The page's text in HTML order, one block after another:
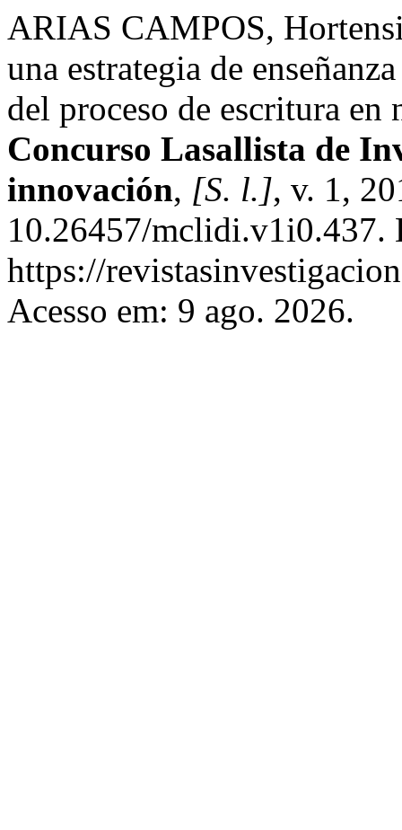
ARIAS CAMPOS,
una estrategia de
del proceso de escritura en
Concurso Lasallista de
innovación, [S. l.], v. 1,
10.26457/mclidi.v1i0.437.
https://
Acesso em: 9 ago. 2026.